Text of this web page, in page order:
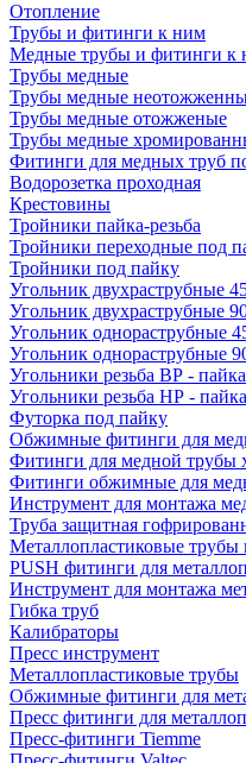
Отопление
Трубы и фитинги к ним
Медные трубы и фитинги к
Трубы медные
Трубы медные
Трубы медные отожженые
Трубы медные
Фитинги для медных труб
Водорозетка проходная
Крестовины
Тройники пайка-резьба
Тройники переходные под
Тройники под пайку
Угольник двухраструбные
Угольник двухраструбные
Угольник однораструбные
Угольник однораструбные
Угольники резьба ВР - пайка
Угольники резьба НР - пайка
Футорка под пайку
Обжимные фитинги для
Фитинги для медной трубы
Фитинги обжимные для
Инструмент для монтажа
Труба защитная
Металлопластиковые
PUSH фитинги для
Инструмент для монтажа
Гибка труб
Калибраторы
Пресс инструмент
Металлопластиковые трубы
Обжимные фитинги для
Пресс фитинги для
Пресс-фитинги Tiemme